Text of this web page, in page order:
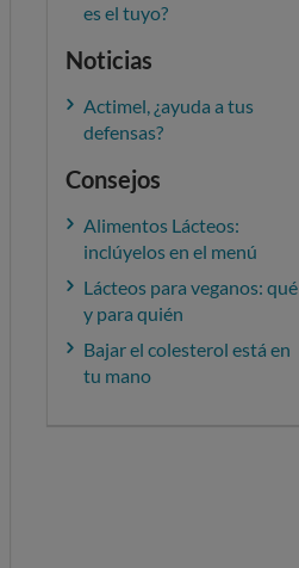
es el tuyo?
Noticias
Actimel, ¿ayuda a tus
defensas?
Consejos
Alimentos Lácteos:
inclúyelos en el menú
Lácteos para veganos: qué
y para quién
Bajar el colesterol está en
tu mano